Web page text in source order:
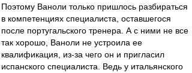
Поэтому Ваноли только пришлось разбираться
в компетенциях специалиста, оставшегося
после португальского тренера. А с ними не все
так хорошо, Ваноли не устроила ее
квалификация, из-за чего он и пригласил
испанского специалиста. Ведь у итальянского